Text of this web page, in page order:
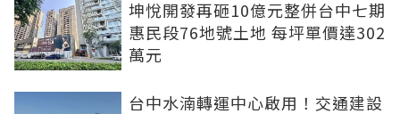
坤悅開發再砸10億元整併台中七期
惠民段76地號土地 每坪單價達302
萬元
台中水湳轉運中心啟用！交通建設